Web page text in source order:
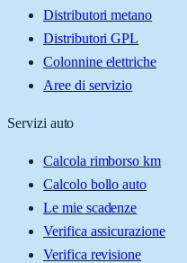
Distributori metano
Distributori GPL
Colonnine elettriche
Aree di servizio
Servizi auto
Calcola rimborso km
Calcolo bollo auto
Le mie scadenze
Verifica assicurazione
Verifica revisione